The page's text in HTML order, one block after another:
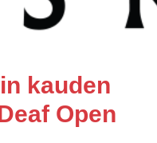
kauden
Open